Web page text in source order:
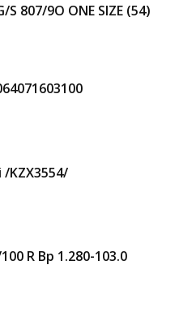
S 807/9O ONE SIZE (54)
KZX3554/
R Bp 1.280-103.0